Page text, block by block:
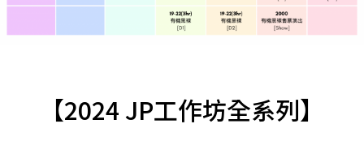
【2024 JP工作坊全系列】